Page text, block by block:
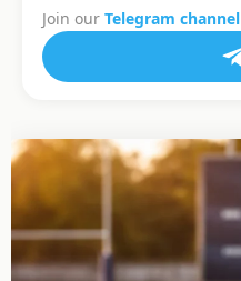
Join our Telegram channel